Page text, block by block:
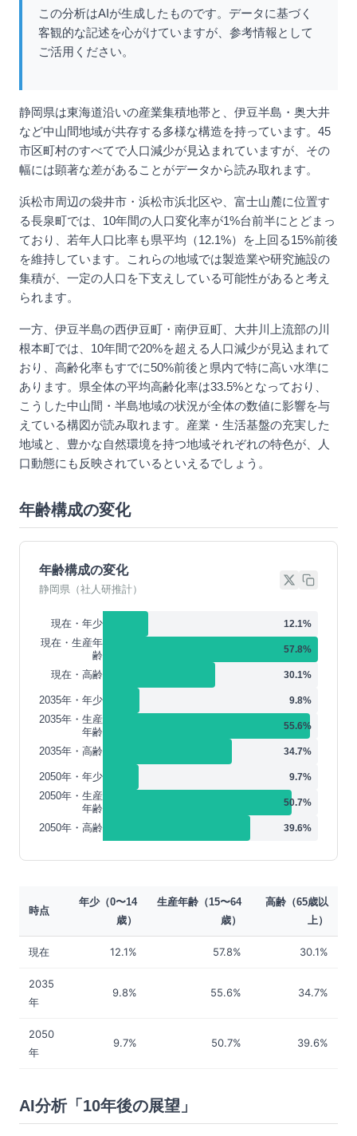
この分析はAIが生成したものです。データに基づく
客観的な記述を心がけていますが、参考情報として
ご活用ください。
静岡県は東海道沿いの産業集積地帯と、伊豆半島・奥大井
など中山間地域が共存する多様な構造を持っています。45
市区町村のすべてで人口減少が見込まれていますが、その
幅には顕著な差があることがデータから読み取れます。
浜松市周辺の袋井市・浜松市浜北区や、富士山麓に位置す
る長泉町では、10年間の人口変化率が1%台前半にとどまっ
ており、若年人口比率も県平均（12.1%）を上回る15%前後
を維持しています。これらの地域では製造業や研究施設の
集積が、一定の人口を下支えしている可能性があると考え
られます。
一方、伊豆半島の西伊豆町・南伊豆町、大井川上流部の川
根本町では、10年間で20%を超える人口減少が見込まれて
おり、高齢化率もすでに50%前後と県内で特に高い水準に
あります。県全体の平均高齢化率は33.5%となっており、
こうした中山間・半島地域の状況が全体の数値に影響を与
えている構図が読み取れます。産業・生活基盤の充実した
地域と、豊かな自然環境を持つ地域それぞれの特色が、人
口動態にも反映されているといえるでしょう。
年齢構成の変化
年齢構成の変化
静岡県（社人研推計）
現在・年少 12.1%
現在・生産年
齢
57.8%
現在・高齢 30.1%
2035年・年少 9.8%
2035年・生産
年齢
55.6%
2035年・高齢 34.7%
2050年・年少 9.7%
2050年・生産
年齢
50.7%
2050年・高齢 39.6%
時点
年少（0〜14
歳）
生産年齢（15〜64
歳）
高齢（65歳以
上）
現在 12.1% 57.8% 30.1%
2035
年
9.8% 55.6% 34.7%
2050
年
9.7% 50.7% 39.6%
AI分析「10年後の展望」